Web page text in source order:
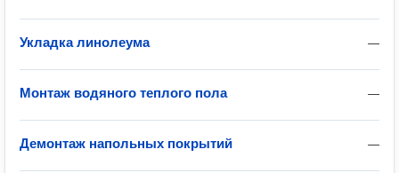
—
Укладка линолеума
—
Монтаж водяного теплого пола
—
Демонтаж напольных покрытий